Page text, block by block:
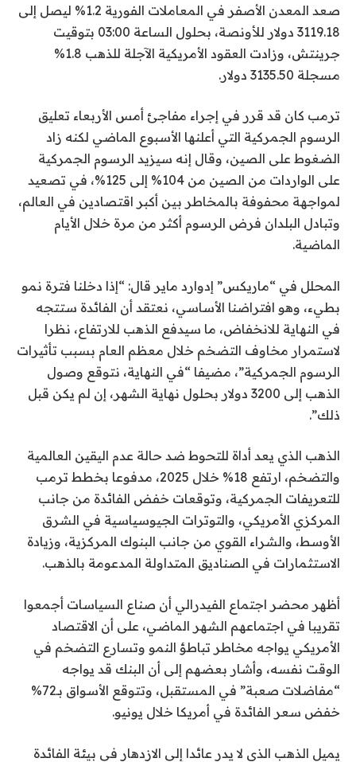
صعد المعدن الأصفر في المعاملات الفورية 1.2% ليصل إلى
3119.18 دولار للأونصة، بحلول الساعة 03:00 بتوقيت
جرينتش، وزادت العقود الأمريكية الآجلة للذهب 1.8%
مسجلة 3135.50 دولار.
ترمب كان قد قرر في إجراء مفاجئ أمس الأربعاء تعليق
الرسوم الجمركية التي أعلنها الأسبوع الماضي لكنه زاد
الضغوط على الصين، وقال إنه سيزيد الرسوم الجمركية
على الواردات من الصين من 104% إلى 125%، في تصعيد
لمواجهة محفوفة بالمخاطر بين أكبر اقتصادين في العالم،
وتبادل البلدان فرض الرسوم أكثر من مرة خلال الأيام
الماضية.
المحلل في “ماريكس” إدوارد ماير قال: “إذا دخلنا فترة نمو
بطيء، وهو افتراضنا الأساسي، نعتقد أن الفائدة ستتجه
في النهاية للانخفاض، ما سيدفع الذهب للارتفاع، نظرا
لاستمرار مخاوف التضخم خلال معظم العام بسبب تأثيرات
الرسوم الجمركية”، مضيفا “في النهاية، نتوقع وصول
الذهب إلى 3200 دولار بحلول نهاية الشهر، إن لم يكن قبل
ذلك”.
الذهب الذي يعد أداة للتحوط ضد حالة عدم اليقين العالمية
والتضخم، ارتفع 18% خلال 2025، مدفوعا بخطط ترمب
للتعريفات الجمركية، وتوقعات خفض الفائدة من جانب
المركزي الأمريكي، والتوترات الجيوسياسية في الشرق
الأوسط، والشراء القوي من جانب البنوك المركزية، وزيادة
الاستثمارات في الصناديق المتداولة المدعومة بالذهب.
أظهر محضر اجتماع الفيدرالي أن صناع السياسات أجمعوا
تقريبا في اجتماعهم الشهر الماضي، على أن الاقتصاد
الأمريكي يواجه مخاطر تباطؤ النمو وتسارع التضخم في
الوقت نفسه، وأشار بعضهم إلى أن البنك قد يواجه
“مفاضلات صعبة” في المستقبل، وتتوقع الأسواق بـ72%
خفض سعر الفائدة في أمريكا خلال يونيو.
يميل الذهب الذي لا يدر عائدا إلى الازدهار في بيئة الفائدة